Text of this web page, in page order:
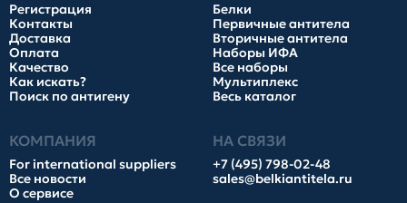
Регистрация
Контакты
Доставка
Оплата
Качество
Как искать?
Поиск по антигену
Белки
Первичные антитела
Вторичные антитела
Наборы ИФА
Все наборы
Мультиплекс
Весь каталог
КОМПАНИЯ
For international suppliers
Все новости
О сервисе
НА СВЯЗИ
+7 (495) 798-02-48
sales@belkiantitela.ru